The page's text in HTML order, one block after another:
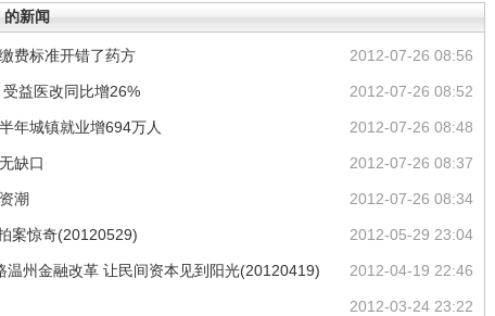
的新闻
2012-07-26 08:56
费标准开错了药方
2012-07-26 08:52
受益医改同比增26%
2012-07-26 08:48
年城镇就业增694万人
2012-07-26 08:37
缺口
2012-07-26 08:34
潮
2012-05-29 23:04
案惊奇(20120529)
2012-04-19 22:46
温州金融改革 让民间资本见到阳光(20120419)
2012-03-24 23:22